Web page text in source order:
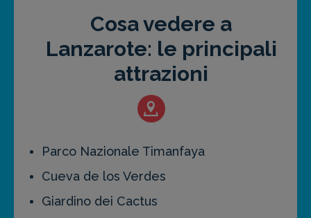
Cosa vedere a
Lanzarote: le principali
attrazioni
Parco Nazionale Timanfaya
Cueva de los Verdes
Giardino dei Cactus